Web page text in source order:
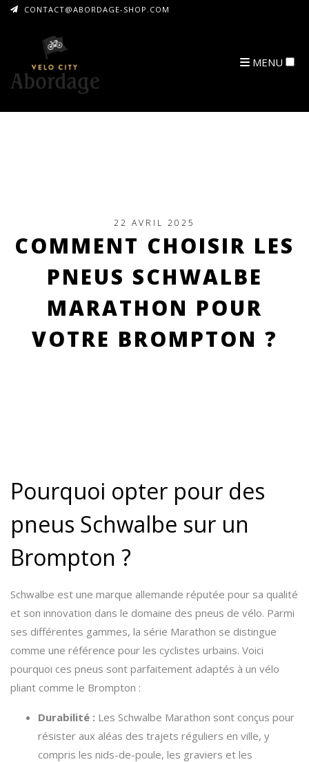
CONTACT@ABORDAGE-SHOP.COM
MENU
ARCHIVES
22 AVRIL 2025
COMMENT CHOISIR LES
PNEUS SCHWALBE
MARATHON POUR
VOTRE BROMPTON ?
Pourquoi opter pour des
pneus Schwalbe sur un
Brompton ?
Schwalbe est une marque allemande réputée pour sa qualité
et son innovation dans le domaine des pneus de vélo. Parmi
ses différentes gammes, la série Marathon se distingue
comme une référence pour les cyclistes urbains. Voici
pourquoi ces pneus sont parfaitement adaptés à un vélo
pliant comme le Brompton :
Durabilité : Les Schwalbe Marathon sont conçus pour
résister aux aléas des trajets réguliers en ville, y
compris les nids-de-poule, les graviers et les